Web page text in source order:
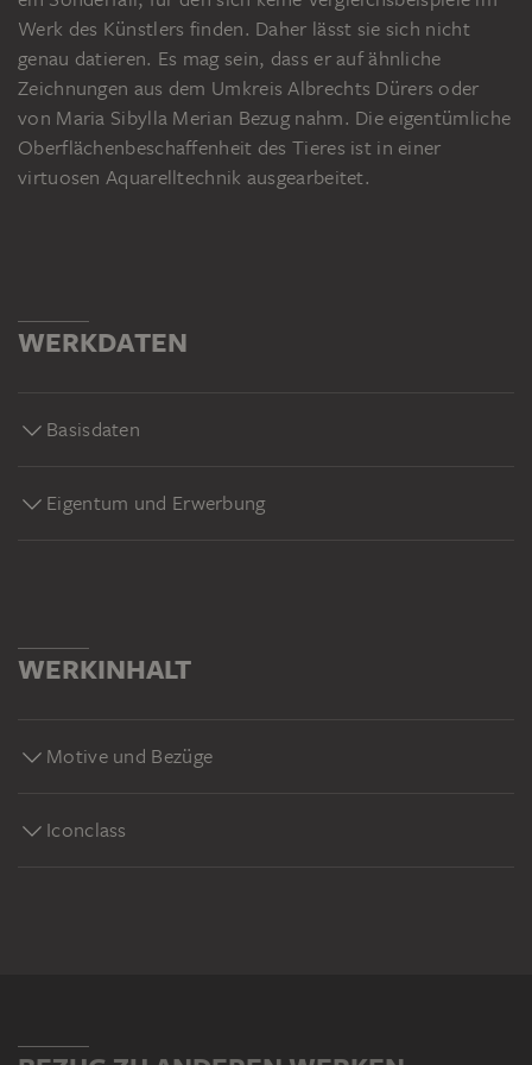
Werk des Künstlers finden. Daher lässt sie sich nicht
genau datieren. Es mag sein, dass er auf ähnliche
Zeichnungen aus dem Umkreis Albrechts Dürers oder
von Maria Sibylla Merian Bezug nahm. Die eigentümliche
Oberflächenbeschaffenheit des Tieres ist in einer
virtuosen Aquarelltechnik ausgearbeitet.
WERKDATEN
Basisdaten
Eigentum und Erwerbung
WERKINHALT
Motive und Bezüge
Iconclass